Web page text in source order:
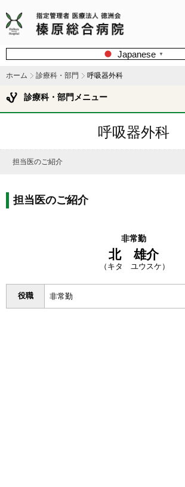
Japanese ▼
ホーム 診療科・部門 呼吸器外科
呼吸器外科
担当医のご紹介
担当医のご紹介
非常勤
北 雄介
（キタ ユウスケ）
役職 非常勤
診療科・部門メニュー